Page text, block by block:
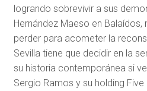
logrando sobrevivir a sus
Hernández Maeso en Balaídos,
perder para acometer la
Sevilla tiene que decidir en la
su historia contemporánea si
Sergio Ramos y su holding Five